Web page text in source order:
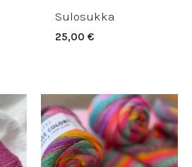
Sulosukka
25,00€